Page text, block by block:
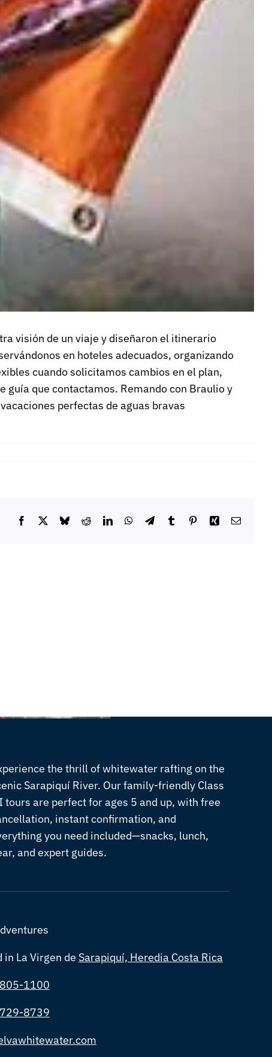
visión de un viaje y diseñaron el itinerario
en hoteles adecuados, organizando
cuando solicitamos cambios en el plan,
que contactamos. Remando con Braulio y
perfectas de aguas bravas
Facebook
X BlueskyRedditLinkedInWhatsApp
TelegramTumblrPinterestXing Email
the thrill of whitewater rafting on the
Sarapiquí River. Our family-friendly Class
tours are perfect for ages 5 and up, with free
instant confirmation, and
you need included—snacks, lunch,
and expert guides.
in La Virgen de Sarapiquí, Heredia Costa Rica
1100
8739